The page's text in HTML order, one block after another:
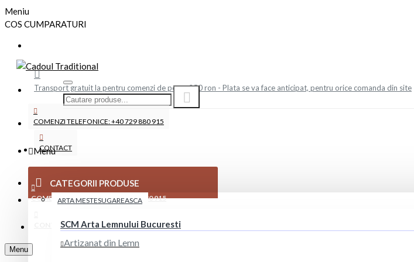
Meniu
COS CUMPARATURI
Transport gratuit la pentru comenzi de peste 250 ron - Plata se va face anticipat, pentru orice comanda din site
COMENZI TELEFONICE: +40 729 880 915
CONTACT
Menu
CATEGORII PRODUSE
ARTA MESTESUGAREASCA
SCM Arta Lemnului Bucuresti
Artizanat din Lemn
COMENZI TELEFONICE: +40 729 880 915
CONTACT
Menu